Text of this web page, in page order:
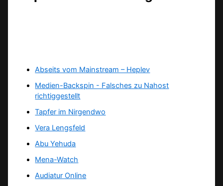
Abseits vom Mainstream – Heplev
Medien-Backspin - Falsches zu Nahost
richtiggestellt
Tapfer im Nirgendwo
Vera Lengsfeld
Abu Yehuda
Mena-Watch
Audiatur Online